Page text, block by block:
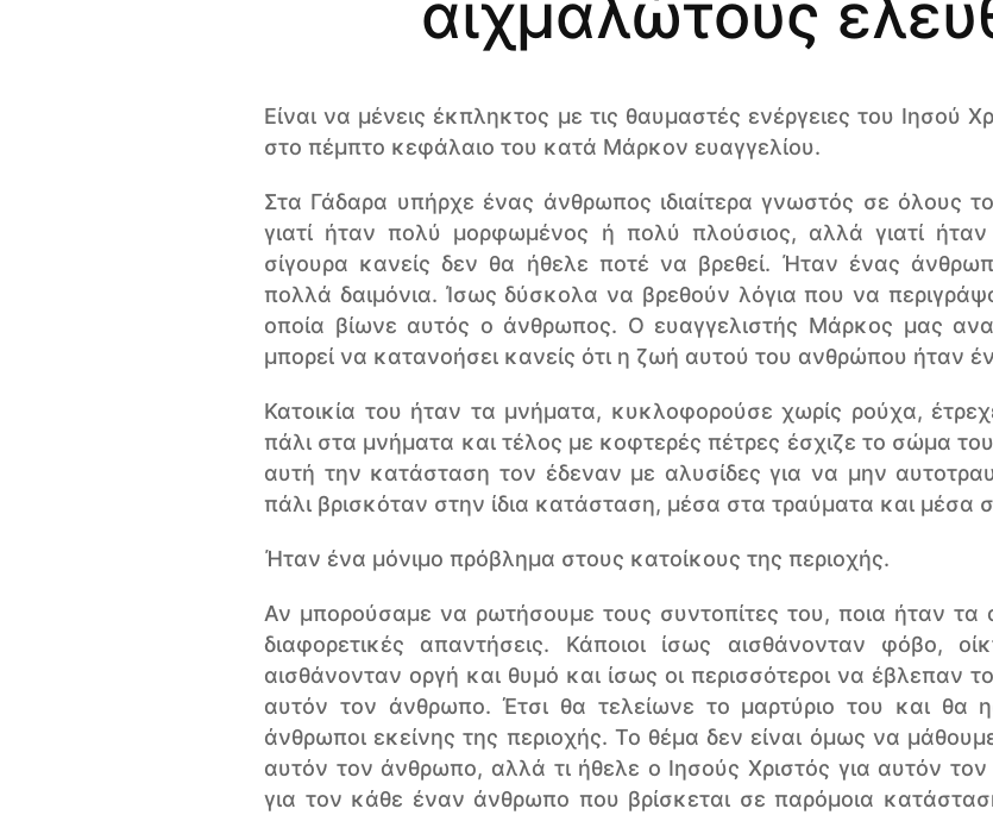
αιχμαλώτους
Είναι να μένεις έκπληκτος με τις θαυμαστές ενέργειες του Ιησού
στο πέμπτο κεφάλαιο του κατά Μάρκον ευαγγελίου.
Στα Γάδαρα υπήρχε ένας άνθρωπος ιδιαίτερα γνωστός σε όλους
γιατί ήταν πολύ μορφωμένος ή πολύ πλούσιος, αλλά γιατί
σίγουρα κανείς δεν θα ήθελε ποτέ να βρεθεί. Ήταν ένας
πολλά δαιμόνια. Ίσως δύσκολα να βρεθούν λόγια που να
οποία βίωνε αυτός ο άνθρωπος. O ευαγγελιστής Μάρκος μας
μπορεί να κατανοήσει κανείς ότι η ζωή αυτού του ανθρώπου ήταν
Κατοικία του ήταν τα μνήματα, κυκλοφορούσε χωρίς ρούχα,
πάλι στα μνήματα και τέλος με κοφτερές πέτρες έσχιζε το σώμα
αυτή την κατάσταση τον έδεναν με αλυσίδες για να μην
πάλι βρισκόταν στην ίδια κατάσταση, μέσα στα τραύματα και μέσα
Ήταν ένα μόνιμο πρόβλημα στους κατοίκους της περιοχής.
Αν μπορούσαμε να ρωτήσουμε τους συντοπίτες του, ποια ήταν τα
διαφορετικές απαντήσεις. Κάποιοι ίσως αισθάνονταν φόβο,
αισθάνονταν οργή και θυμό και ίσως οι περισσότεροι να έβλεπαν
αυτόν τον άνθρωπο. Έτσι θα τελείωνε το μαρτύριο του και θα
άνθρωποι εκείνης της περιοχής. Το θέμα δεν είναι όμως να
αυτόν τον άνθρωπο, αλλά τι ήθελε ο Ιησούς Χριστός για αυτόν
για τον κάθε έναν άνθρωπο που βρίσκεται σε παρόμοια